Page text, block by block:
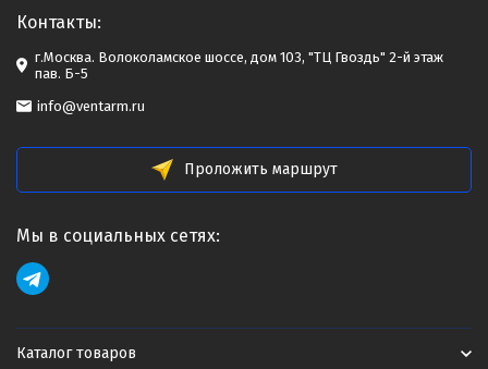
Контакты:
г.Москва. Волоколамское шоссе, дом 103, "ТЦ Гвоздь" 2-й этаж
пав. Б-5
info@ventarm.ru
Проложить маршрут
Мы в социальных сетях:
Каталог товаров